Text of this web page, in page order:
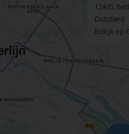
12435
Duitsland
Bekijk op